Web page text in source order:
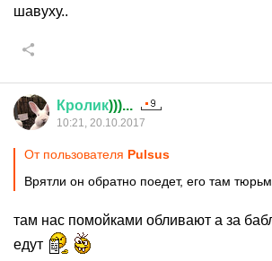
шавуху..
Кролик)))...
10:21, 20.10.2017
От пользователя Pulsus
Врятли он обратно поедет, его там
там нас помойками обливают а за
едут